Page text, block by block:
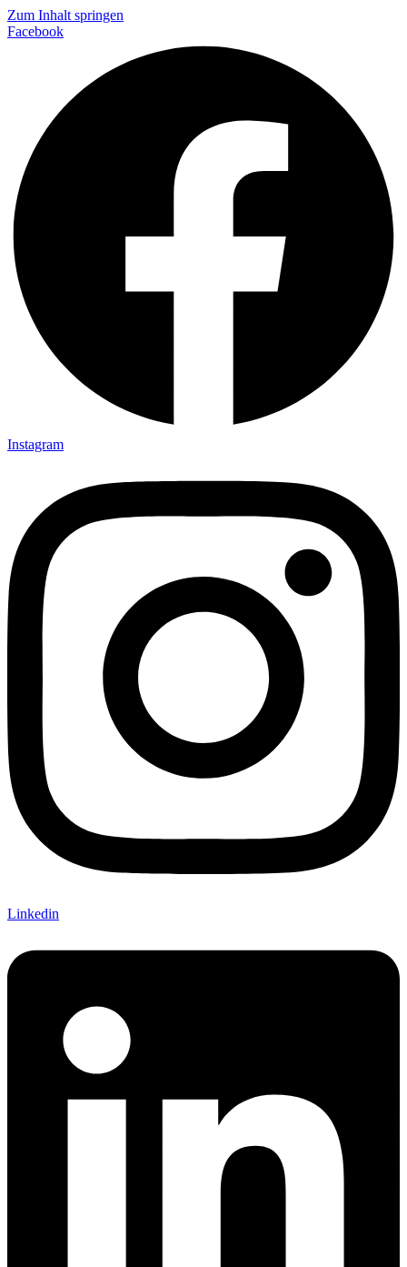
Zum Inhalt springen
Facebook
Instagram
Linkedin